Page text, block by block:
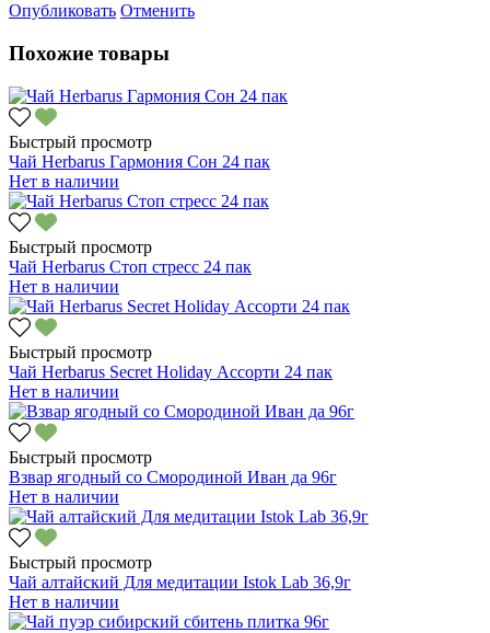
Опубликовать Отменить
Похожие товары
Быстрый просмотр
Чай Herbarus Гармония Сон 24 пак
Нет в наличии
Быстрый просмотр
Чай Herbarus Стоп стресс 24 пак
Нет в наличии
Быстрый просмотр
Чай Herbarus Secret Holiday Ассорти 24 пак
Нет в наличии
Быстрый просмотр
Взвар ягодный со Смородиной Иван да 96г
Нет в наличии
Быстрый просмотр
Чай алтайский Для медитации Istok Lab 36,9г
Нет в наличии